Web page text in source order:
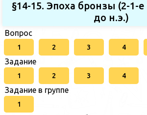
§14-15. Эпоха бронзы (2-1-
до н.э.)
Вопрос
1 2 3 4
Задание
1 2 3 4
Задание в группе
1